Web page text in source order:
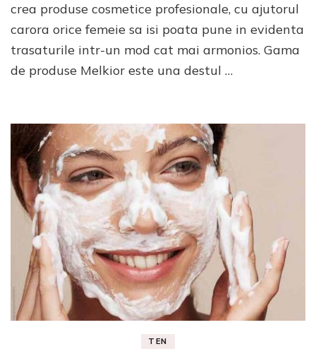
:
Ce
merita
crea produse cosmetice profesionale, cu ajutorul
carora orice femeie sa isi poata pune in evidenta
trasaturile intr-un mod cat mai armonios. Gama
de produse Melkior este una destul …
TEN